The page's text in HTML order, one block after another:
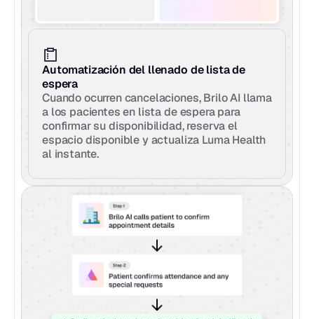
Automatización del llenado de lista de
espera
Cuando ocurren cancelaciones, Brilo AI llama
a los pacientes en lista de espera para
confirmar su disponibilidad, reserva el
espacio disponible y actualiza Luma Health
al instante.